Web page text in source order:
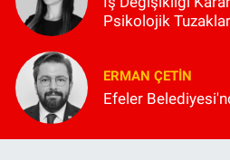
Psikolojik Tuzaklar
ERMAN ÇETIN
Efeler